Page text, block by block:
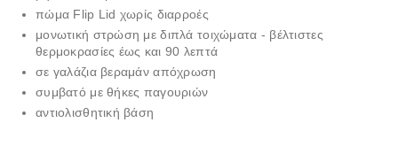
πώμα Flip Lid χωρίς διαρροές
μονωτική στρώση με διπλά τοιχώματα - βέλτιστες
θερμοκρασίες έως και 90 λεπτά
σε γαλάζια βεραμάν απόχρωση
συμβατό με θήκες παγουριών
αντιολισθητική βάση